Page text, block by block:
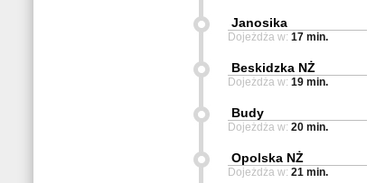
Janosika
Dojeżdża w: 17 min.
Beskidzka NŻ
Dojeżdża w: 19 min.
Budy
Dojeżdża w: 20 min.
Opolska NŻ
Dojeżdża w: 21 min.